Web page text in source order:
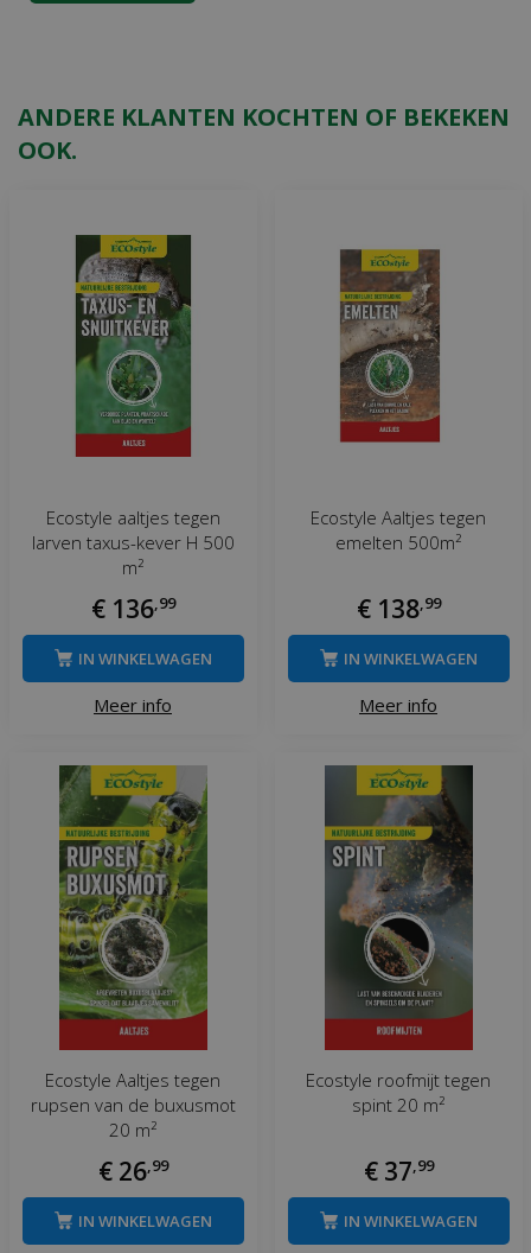
ANDERE KLANTEN KOCHTEN OF BEKEKEN
OOK.
Ecostyle aaltjes tegen
larven taxus-kever H 500
m²
€ 136 99
Meer info
IN WINKELWAGEN
Ecostyle Aaltjes tegen
emelten 500m²
€ 138 99
Meer info
IN WINKELWAGEN
Ecostyle Aaltjes tegen
rupsen van de buxusmot
20 m²
€ 26 99
IN WINKELWAGEN
Ecostyle roofmijt tegen
spint 20 m²
€ 37 99
IN WINKELWAGEN